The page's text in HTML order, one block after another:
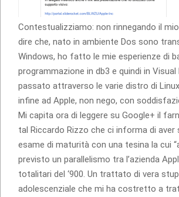
Contestualizziamo: non rinnegando il
dire che, nato in ambiente Dos sono
Windows, ho fatto le mie esperienze di
programmazione in db3 e quindi in Visual
passato attraverso le varie distro di
infine ad Apple, non nego, con
Mi capita ora di leggere su Google+ il
tal Riccardo Rizzo che ci informa di aver
esame di maturità con una tesina la cui
previsto un parallelismo tra l’azienda
totalitari del ‘900. Un trattato di vera
adolescenziale che mi ha costretto a